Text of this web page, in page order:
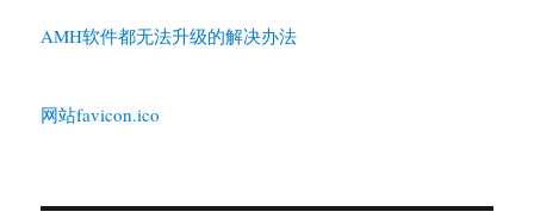
AMH软件都无法升级的解决办法
网站favicon.ico